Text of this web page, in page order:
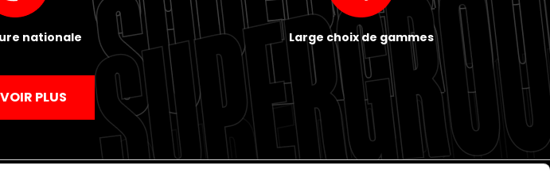
nationale Large choix de gammes
PLUS